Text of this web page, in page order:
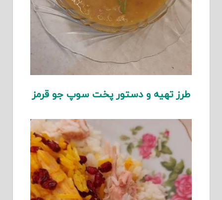
طرز تهیه و دستور پخت سوپ جو قرمز